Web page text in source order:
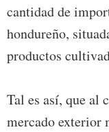
cantidad de
hondureño,
productos
Tal es así, que al
mercado exterior